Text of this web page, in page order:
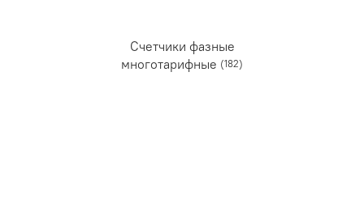
Счетчики фазные
многотарифные (182)